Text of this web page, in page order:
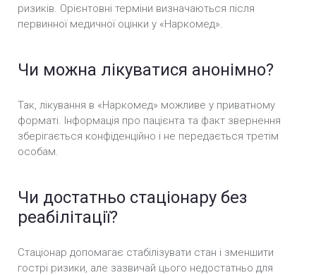
ризиків. Орієнтовні терміни визначаються після
первинної медичної оцінки у «Наркомед».
Чи можна лікуватися анонімно?
Так, лікування в «Наркомед» можливе у приватному
форматі. Інформація про пацієнта та факт звернення
зберігається конфіденційно і не передається третім
особам.
Чи достатньо стаціонару без
реабілітації?
Стаціонар допомагає стабілізувати стан і зменшити
гострі ризики, але зазвичай цього недостатньо для